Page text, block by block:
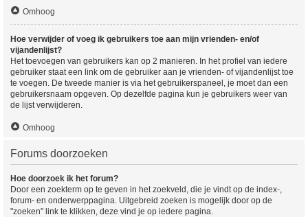
Omhoog
Hoe verwijder of voeg ik gebruikers toe aan mijn vrienden- en/of
vijandenlijst?
Het toevoegen van gebruikers kan op 2 manieren. In het profiel van iedere
gebruiker staat een link om de gebruiker aan je vrienden- of vijandenlijst toe
te voegen. De tweede manier is via het gebruikerspaneel, je moet dan een
gebruikersnaam opgeven. Op dezelfde pagina kun je gebruikers weer van
de lijst verwijderen.
Omhoog
Forums doorzoeken
Hoe doorzoek ik het forum?
Door een zoekterm op te geven in het zoekveld, die je vindt op de index-,
forum- en onderwerppagina. Uitgebreid zoeken is mogelijk door op de
"zoeken" link te klikken, deze vind je op iedere pagina.